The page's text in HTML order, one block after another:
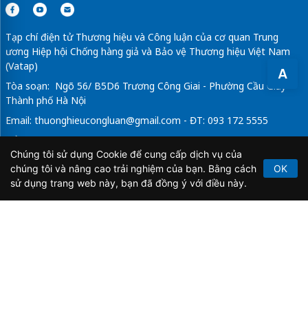
A
Tạp chí điện tử Thương hiệu và Công luận của cơ quan Trung
ương Hiệp hội Chống hàng giả và Bảo vệ Thương hiệu Việt Nam
(Vatap)
Tòa soạn: Ngõ 56/ B5D6 Trương Công Giai - Phường Cầu Giấy -
Thành phố Hà Nội
Email: thuonghieucongluan@gmail.com - ĐT: 093 172 5555
Tổng Biên Tập: Vũ Đức Thuận
Giấy phép hoạt động báo chí điện tử số 64/GP-BTTTT do Bộ
Thông tin và Truyền thông cấp ngày 21/2/2020.
Chúng tôi sử dụng Cookie để cung cấp dịch vụ của
chúng tôi và nâng cao trải nghiệm của bạn. Bằng cách
sử dụng trang web này, bạn đã đồng ý với điều này.
OK